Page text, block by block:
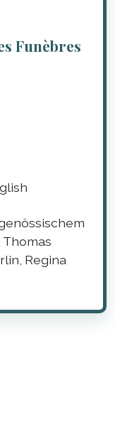
Funèbres
Thomas
Regina